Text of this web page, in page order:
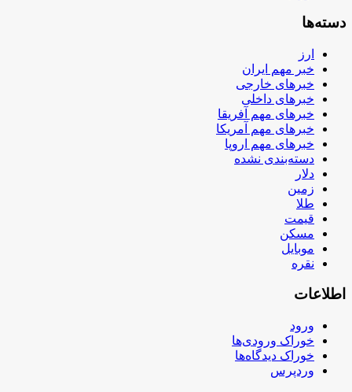
دسته‌ها
ارز
خبر مهم ایران
خبرهای خارجی
خبرهای داخلی
خبرهای مهم آفریقا
خبرهای مهم آمریکا
خبرهای مهم اروپا
دسته‌بندی نشده
دلار
زمین
طلا
قیمت
مسکن
موبایل
نقره
اطلاعات
ورود
خوراک ورودی‌ها
خوراک دیدگاه‌ها
وردپرس